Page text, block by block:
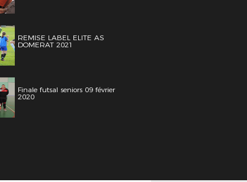
REMISE LABEL ELITE AS
DOMERAT 2021
Finale futsal seniors 09 février
2020